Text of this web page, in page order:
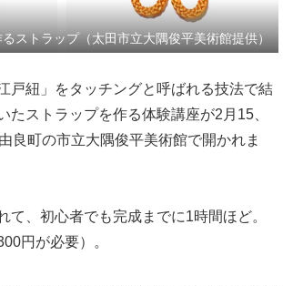
ストラップ（太田市立大隅俊平美術館提供）
戸紐」をタッチングと呼ばれる技法で結
たストラップを作る体験講座が2月15、
良町の市立大隅俊平美術館で開かれま
て、初心者でも完成までに1時間ほど。
円が必要）。